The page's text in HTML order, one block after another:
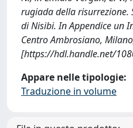
rugiada della
di Nisibi. In Appendice un
Centro Ambrosiano,
[https://hdl.handle.net/
Appare nelle tipologie:
Traduzione in volume